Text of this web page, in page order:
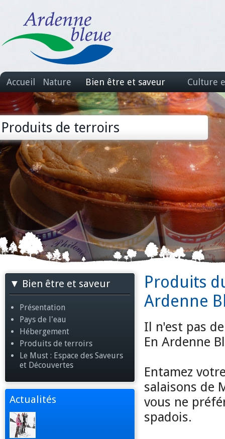
Accueil Nature Bien être et saveur Culture
Produits de terroirs
Bien être et saveur
Présentation
Pays de l'eau
Hébergement
Produits de terroirs
Le Must : Espace des Saveurs
et Découvertes
Actualités
Produits
Ardenne
Il n'est pas
En Ardenne
Entamez
salaisons de
vous ne
spadois.